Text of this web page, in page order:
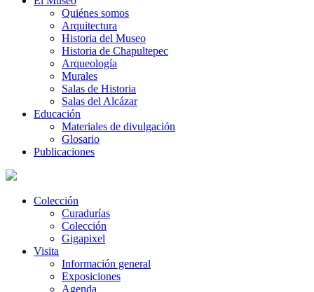
Quiénes somos
Arquitectura
Historia del Museo
Historia de Chapultepec
Arqueología
Murales
Salas de Historia
Salas del Alcázar
Educación
Materiales de divulgación
Glosario
Publicaciones
Colección
Curadurías
Colección
Gigapixel
Visita
Información general
Exposiciones
Agenda